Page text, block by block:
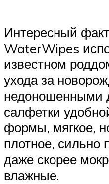
Интересный
WaterWipes
известном
ухода за
недоношенными
салфетки
формы, мягкое,
плотное, сильно
даже скорее
влажные.